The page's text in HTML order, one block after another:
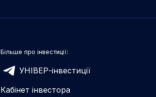
Більше про інвестиції:
УНІВЕР-інвестиції
Кабінет інвестора